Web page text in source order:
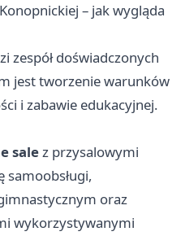
– jak wygląda
zespół doświadczonych
jest tworzenie warunków
i zabawie edukacyjnej.
salez przysalowymi
samoobsługi,
oraz
wykorzystywanymi